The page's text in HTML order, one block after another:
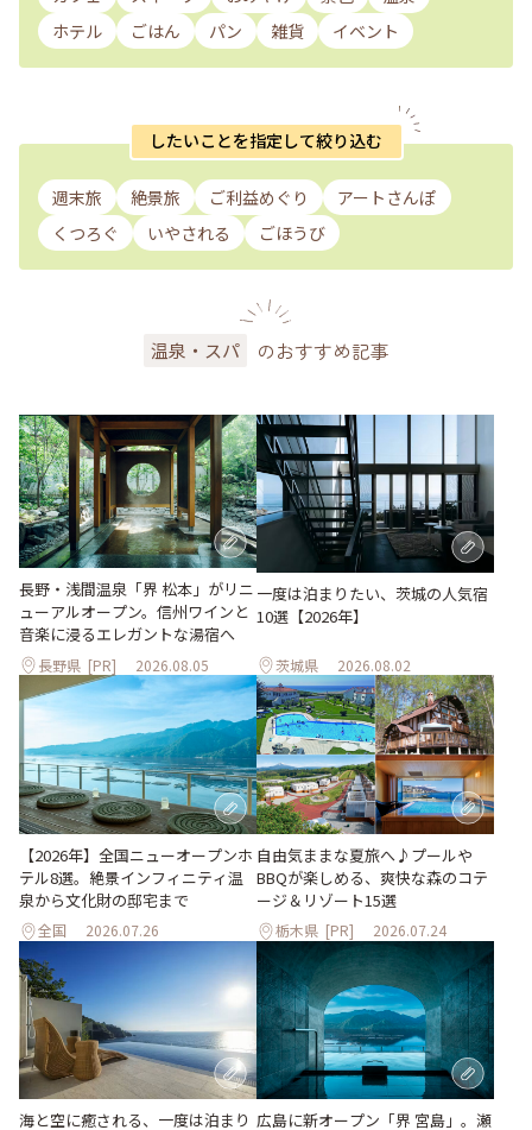
ホテル
ごはん パン 雑貨 イベント
したいことを指定して絞り込む
週末旅 絶景旅 ご利益めぐり
アートさんぽ
くつろぐ
いやされる ごほうび
温泉・スパ のおすすめ記事
長野・浅間温泉「界 松本」がリニ
ューアルオープン。信州ワインと
音楽に浸るエレガントな湯宿へ
長野県 [PR] 2026.08.05
一度は泊まりたい、茨城の人気宿
10選【2026年】
茨城県 2026.08.02
【2026年】全国ニューオープンホ
テル8選。絶景インフィニティ温
泉から文化財の邸宅まで
全国 2026.07.26
自由気ままな夏旅へ♪プールや
BBQが楽しめる、爽快な森のコテ
ージ＆リゾート15選
栃木県 [PR] 2026.07.24
海と空に癒される、一度は泊まり 広島に新オープン「界 宮島」。瀬